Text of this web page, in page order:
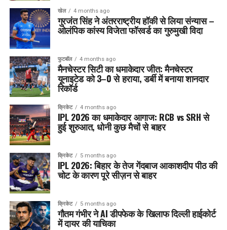
खेल 4 months ago
गुरजंत सिंह ने अंतरराष्ट्रीय हॉकी से लिया संन्यास –
ओलंपिक कांस्य विजेता फॉरवर्ड का गुरुमुखी विदा
फुटबॉल 4 months ago
मैनचेस्टर सिटी का धमाकेदार जीत: मैनचेस्टर
यूनाइटेड को 3–0 से हराया, डर्बी में बनाया शानदार
रिकॉर्ड
क्रिकेट 4 months ago
IPL 2026 का धमाकेदार आगाज: RCB vs SRH से
हुई शुरुआत, धोनी कुछ मैचों से बाहर
क्रिकेट 5 months ago
IPL 2026: बिहार के तेज गेंदबाज आकाशदीप पीठ की
चोट के कारण पूरे सीज़न से बाहर
क्रिकेट 5 months ago
गौतम गंभीर ने AI डीपफेक के खिलाफ दिल्ली हाईकोर्ट
में दायर की याचिका